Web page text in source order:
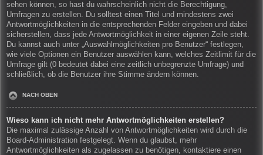
sehen können, so hast du wahrscheinlich nicht die Berechtigung,
Umfragen zu erstellen. Du solltest einen Titel und mindestens zwei
Antwortmöglichkeiten in die entsprechenden Felder eingeben und dabei
sicherstellen, dass jede Antwortmöglichkeit in einer eigenen Zeile steht.
Du kannst auch unter „Auswahlmöglichkeiten pro Benutzer“ festlegen,
wie viele Optionen ein Benutzer auswählen kann, welches Zeitlimit für die
Umfrage gilt (0 bedeutet dabei eine zeitlich unbegrenzte Umfrage) und
schließlich, ob die Benutzer ihre Stimme ändern können.
NACH OBEN
Wieso kann ich nicht mehr Antwortmöglichkeiten erstellen?
Die maximal zulässige Anzahl von Antwortmöglichkeiten wird durch die
Board-Administration festgelegt. Wenn du glaubst, mehr
Antwortmöglichkeiten als zugelassen zu benötigen, kontaktiere einen